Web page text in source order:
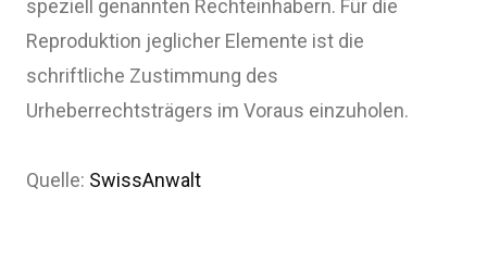
speziell genannten Rechteinhabern. Für die
Reproduktion jeglicher Elemente ist die
schriftliche Zustimmung des
Urheberrechtsträgers im Voraus einzuholen.
Quelle: SwissAnwalt